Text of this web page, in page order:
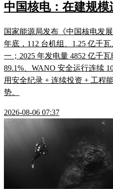
中国核电：在建规模
国家能源局发布《中国核电发
年底，112 台机组、1.25 亿千
一；2025 年发电量 4852 亿千
89.1%、WANO 安全运行连续
用安全纪录 + 连续投资 + 工程
势。
2026-08-06 07:37